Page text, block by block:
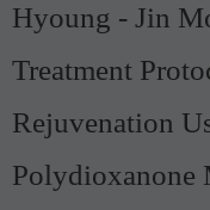
Hyoung - Jin
Treatment
Rejuvenation
Polydioxanone